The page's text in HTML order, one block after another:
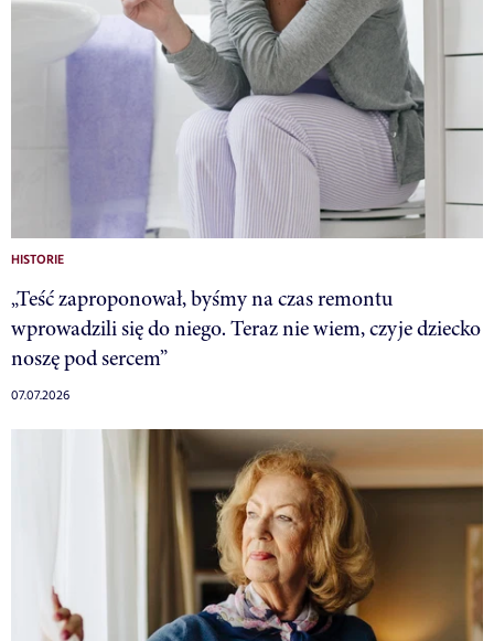
HISTORIE
„Teść zaproponował, byśmy na czas remontu
wprowadzili się do niego. Teraz nie wiem, czyje dziecko
noszę pod sercem”
07.07.2026